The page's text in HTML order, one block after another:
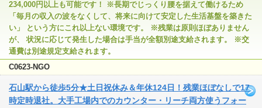
234,000円以上も可能です！ ※長期でじっくり腰を据えて働けるため
「毎月の収入の波をなくして、将来に向けて安定した生活基盤を築きた
い」 という方にこれ以上ない環境です。 ※残業は原則ほぼありません
が、 状況に応じて発生した場合は手当が全額別途支給されます。 ※交
通費は別途規定支給されます。
C0623-NGO
石山駅から徒歩5分★土日祝休み＆年休124日！残業ほぼなしで17
時定時退社。大手工場内でのカウンター・リーチ両方使うフォー